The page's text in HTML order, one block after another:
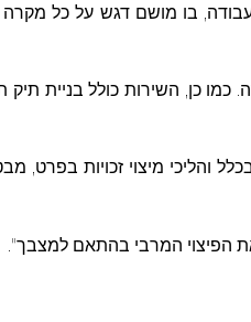
בו מושם דגש על כל מקרה
כן, השירות כולל בניית תיק
והליכי מיצוי זכויות
הפיצוי המרבי בהתאם למצבך".